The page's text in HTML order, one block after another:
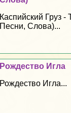
Каспийский Груз
Песни, Слова)...
Рождество Игла
Рождество Игла...